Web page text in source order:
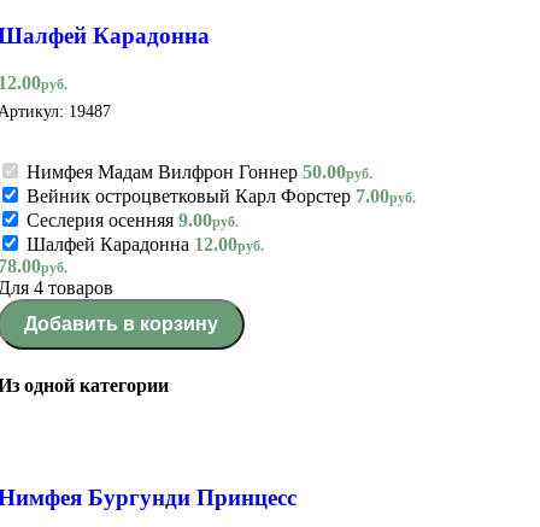
Карадонна
руб.
19487
Нимфея Мадам Вилфрон Гоннер 50.00руб.
Вейник остроцветковый Карл Форстер 7.00руб.
Сеслерия осенняя 9.00руб.
Шалфей Карадонна 12.00руб.
руб.
4 товаров
Добавить в корзину
одной категории
Бургунди Принцесс